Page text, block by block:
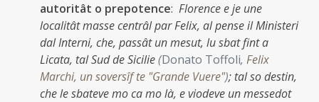
autoritât o prepotence: Florence e je une
localitât masse centrâl par Felix, al pense il Ministeri
dal Interni, che, passât un mesut, lu sbat fint a
Licata, tal Sud de Sicilie(Donato Toffoli, Felix
Marchi, un soversîf te "Grande Vuere"); tal so destin,
che le sbateve mo ca mo là, e viodeve un messedot